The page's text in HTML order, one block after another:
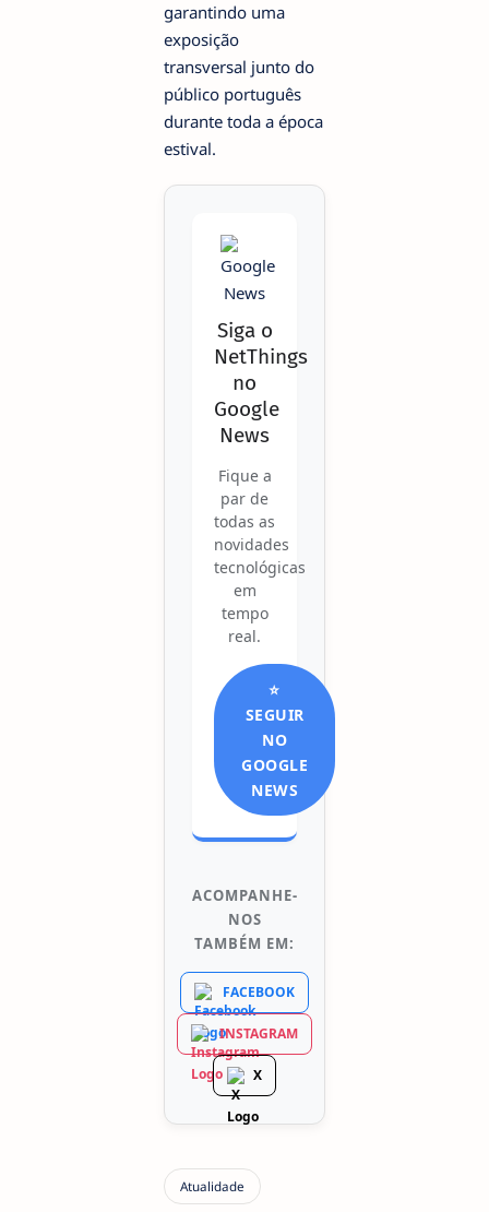
garantindo uma
exposição
transversal junto do
público português
durante toda a época
estival.
Siga o
NetThings
no
Google
News
Fique a
par de
todas as
novidades
tecnológicas
em
tempo
real.
⭐
SEGUIR
NO
GOOGLE
NEWS
ACOMPANHE-
NOS
TAMBÉM EM:
FACEBOOK
INSTAGRAM
X